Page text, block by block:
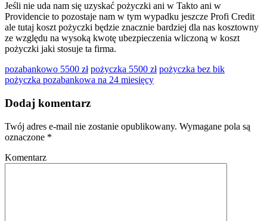
Jeśli nie uda nam się uzyskać pożyczki ani w Takto ani w
Providencie to pozostaje nam w tym wypadku jeszcze Profi Credit
ale tutaj koszt pożyczki będzie znacznie bardziej dla nas kosztowny
ze względu na wysoką kwotę ubezpieczenia wliczoną w koszt
pożyczki jaki stosuje ta firma.
pozabankowo 5500 zł pożyczka 5500 zł pożyczka bez bik
pożyczka pozabankowa na 24 miesięcy
Dodaj komentarz
Twój adres e-mail nie zostanie opublikowany. Wymagane pola są
oznaczone *
Komentarz